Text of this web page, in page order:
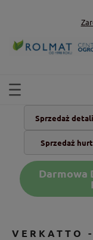
Sprzedaż
Sprzedaż
Darmowa
VERKATTO